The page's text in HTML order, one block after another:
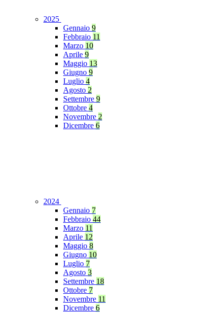
2025
Gennaio 9
Febbraio 11
Marzo 10
Aprile 9
Maggio 13
Giugno 9
Luglio 4
Agosto 2
Settembre 9
Ottobre 4
Novembre 2
Dicembre 6
2024
Gennaio 7
Febbraio 44
Marzo 11
Aprile 12
Maggio 8
Giugno 10
Luglio 7
Agosto 3
Settembre 18
Ottobre 7
Novembre 11
Dicembre 6